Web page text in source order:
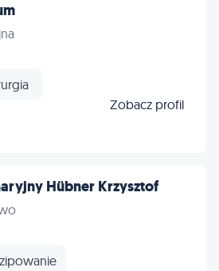
Zobacz profil
Hübner Krzysztof